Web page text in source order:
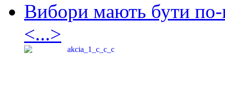
Вибори мають бути по-
<...>